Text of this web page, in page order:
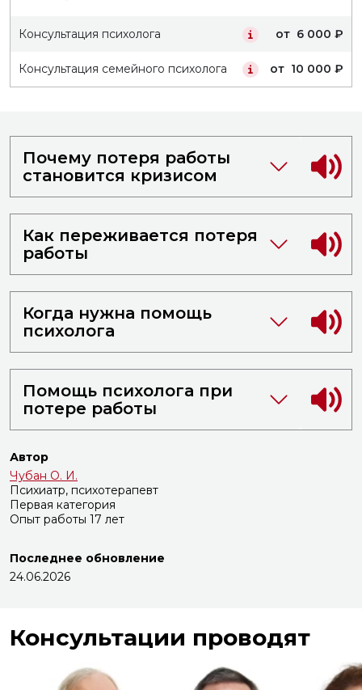
Консультация психолога от 6 000 ₽
Консультация семейного психолога от 10 000 ₽
Почему потеря работы
становится кризисом
Как переживается потеря
работы
Когда нужна помощь
психолога
Помощь психолога при
потере работы
Автор
Чубан О. И.
Психиатр, психотерапевт
Первая категория
Опыт работы 17 лет
Последнее обновление
24.06.2026
Консультации проводят